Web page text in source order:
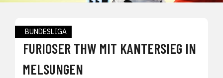
BUNDESLIGA
FURIOSER THW MIT KANTERSIEG IN
MELSUNGEN